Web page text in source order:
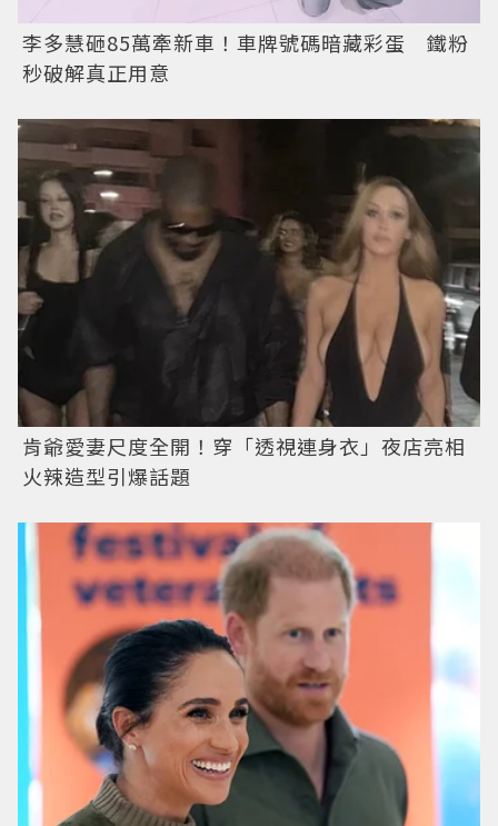
李多慧砸85萬牽新車！車牌號碼暗藏彩蛋 鐵粉
秒破解真正用意
肯爺愛妻尺度全開！穿「透視連身衣」夜店亮相
火辣造型引爆話題